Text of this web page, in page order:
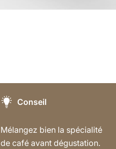
Conseil
Mélangez bien la spécialité
de café avant dégustation.